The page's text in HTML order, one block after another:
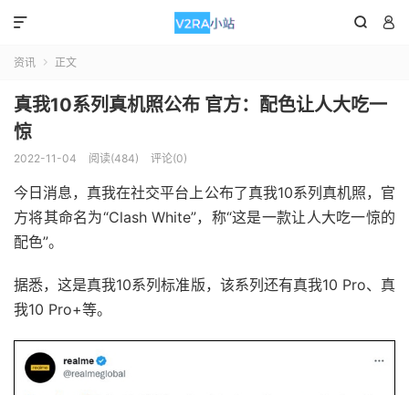
 

资讯  正文
真我10系列真机照公布 官方：配色让人大吃一
惊
2022-11-04 阅读(484) 评论(0)
今日消息，真我在社交平台上公布了真我10系列真机照， 官
方将其命名为“Clash White”，称“这是一款让人大吃一惊的
配色”。
据悉，这是真我10系列标准版，该系列还有真我10 Pro、真
我10 Pro+等。